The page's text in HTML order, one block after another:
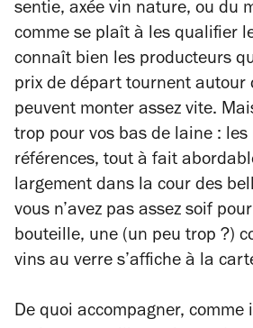
sentie, axée vin nature, ou du
comme se plaît à les qualifier
connaît bien les producteurs
prix de départ tournent autour
peuvent monter assez vite.
trop pour vos bas de laine : les
références, tout à fait
largement dans la cour des
vous n’avez pas assez soif
bouteille, une (un peu trop ?)
vins au verre s’affiche à la
De quoi accompagner, comme